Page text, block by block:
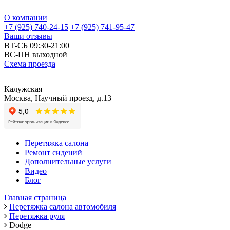
О компании
+7 (925) 740-24-15 +7 (925) 741-95-47
Ваши отзывы
ВТ-СБ 09:30-21:00
ВС-ПН выходной
Схема проезда
Калужская
Москва, Научный проезд, д.13
Перетяжка салона
Ремонт сидений
Дополнительные услуги
Видео
Блог
Главная страница
Перетяжка салона автомобиля
Перетяжка руля
Dodge